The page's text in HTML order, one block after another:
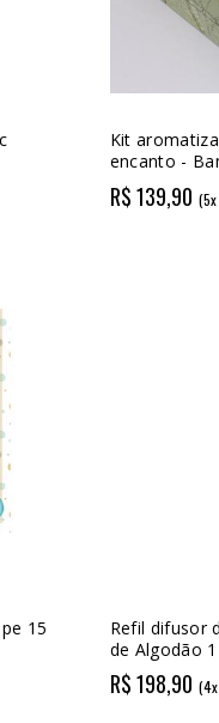
Kit
encanto -
R$ 139,90
15
Refil difusor
de Algodão
R$ 198,90